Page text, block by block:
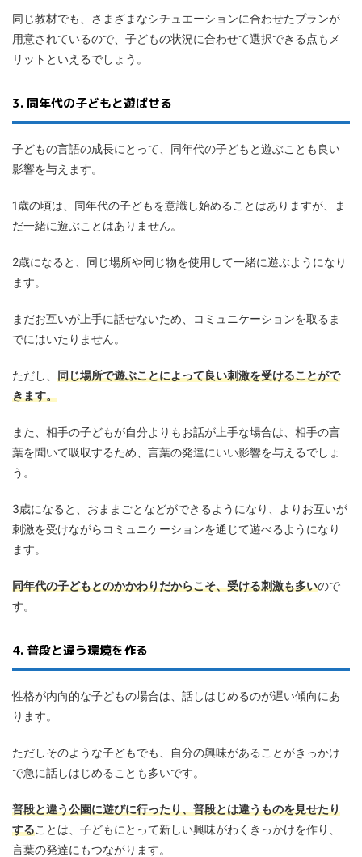
同じ教材でも、さまざまなシチュエーションに合わせたプランが
用意されているので、子どもの状況に合わせて選択できる点もメ
リットといえるでしょう。
3. 同年代の子どもと遊ばせる
子どもの言語の成長にとって、同年代の子どもと遊ぶことも良い
影響を与えます。
1歳の頃は、同年代の子どもを意識し始めることはありますが、ま
だ一緒に遊ぶことはありません。
2歳になると、同じ場所や同じ物を使用して一緒に遊ぶようになり
ます。
まだお互いが上手に話せないため、コミュニケーションを取るま
でにはいたりません。
ただし、 同じ場所で遊ぶことによって良い刺激を受けることがで
きます。
また、相手の子どもが自分よりもお話が上手な場合は、相手の言
葉を聞いて吸収するため、言葉の発達にいい影響を与えるでしょ
う。
3歳になると、おままごとなどができるようになり、よりお互いが
刺激を受けながらコミュニケーションを通じて遊べるようになり
ます。
同年代の子どもとのかかわりだからこそ、受ける刺激も多いので
す。
4. 普段と違う環境を作る
性格が内向的な子どもの場合は、話しはじめるのが遅い傾向にあ
ります。
ただしそのような子どもでも、自分の興味があることがきっかけ
で急に話しはじめることも多いです。
普段と違う公園に遊びに行ったり、普段とは違うものを見せたり
することは、子どもにとって新しい興味がわくきっかけを作り、
言葉の発達にもつながります。